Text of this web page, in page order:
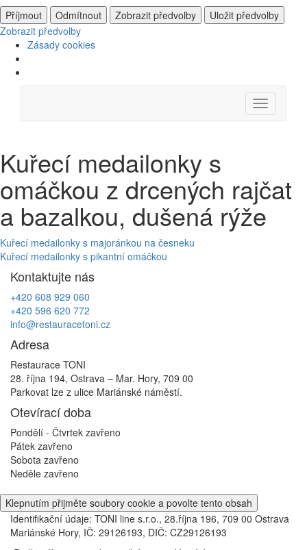
Příjmout
Odmítnout Zobrazit předvolby
Uložit předvolby
Zobrazit předvolby
Zásady cookies
content
Menu
Kuřecí medailonky s
omáčkou z drcených rajčat
a bazalkou, dušená rýže
Navigace
pro
příspěvek
Kuřecí medailonky s majoránkou na česneku
Kuřecí medailonky s pikantní omáčkou
Kontaktujte nás
+420 608 929 060
+420 596 620 772
info@restauracetoni.cz
Adresa
Restaurace TONI
28. října 194, Ostrava – Mar. Hory, 709 00
Parkovat lze z ulice Mariánské náměstí.
Otevírací doba
Pondělí - Čtvrtek zavřeno
Pátek zavřeno
Sobota zavřeno
Neděle zavřeno
Klepnutím přijměte soubory cookie a povolte tento obsah
Identifikační údaje: TONI line s.r.o., 28.října 196, 709 00 Ostrava
Mariánské Hory, IČ: 29126193, DIČ: CZ29126193